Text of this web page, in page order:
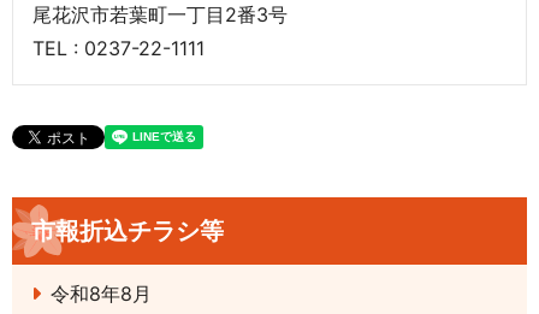
尾花沢市若葉町一丁目2番3号
TEL : 0237-22-1111
市報折込チラシ等
令和8年8月